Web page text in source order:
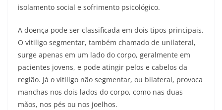
isolamento social e sofrimento psicológico.
A doença pode ser classificada em dois tipos principais.
O vitiligo segmentar, também chamado de unilateral,
surge apenas em um lado do corpo, geralmente em
pacientes jovens, e pode atingir pelos e cabelos da
região. Já o vitiligo não segmentar, ou bilateral, provoca
manchas nos dois lados do corpo, como nas duas
mãos, nos pés ou nos joelhos.